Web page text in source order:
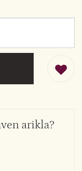
arikla?